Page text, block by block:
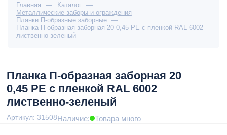
Главная — Каталог
—
Металлические заборы и ограждения
—
Планки П-образные заборные
—
Планка П-образная заборная 20 0,45 PE с пленкой RAL 6002
лиственно-зеленый
Планка П-образная заборная 20
0,45 PE с пленкой RAL 6002
лиственно-зеленый
Артикул: 31508Наличие: Товара много